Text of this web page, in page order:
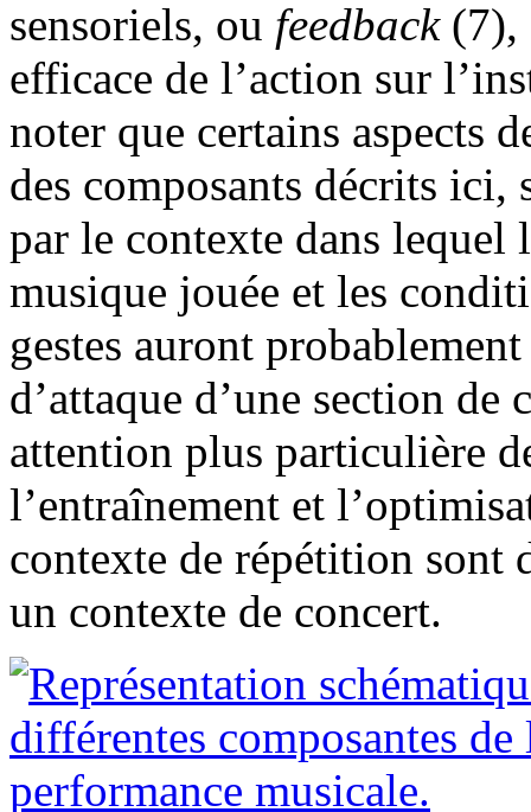
sensoriels, ou feedback(7),
efficace de l’action sur
noter que certains aspects
des composants décrits
par le contexte dans lequel
musique jouée et les
gestes auront
d’attaque d’une section
attention plus particulière
l’entraînement et
contexte de répétition sont
un contexte de concert.